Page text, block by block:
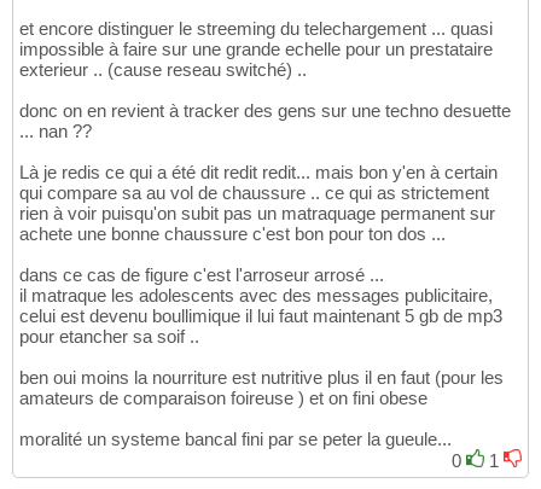
et encore distinguer le streeming du telechargement ... quasi
impossible à faire sur une grande echelle pour un prestataire
exterieur .. (cause reseau switché) ..
donc on en revient à tracker des gens sur une techno desuette
... nan ??
Là je redis ce qui a été dit redit redit... mais bon y'en à certain
qui compare sa au vol de chaussure .. ce qui as strictement
rien à voir puisqu'on subit pas un matraquage permanent sur
achete une bonne chaussure c'est bon pour ton dos ...
dans ce cas de figure c'est l'arroseur arrosé ...
il matraque les adolescents avec des messages publicitaire,
celui est devenu boullimique il lui faut maintenant 5 gb de mp3
pour etancher sa soif ..
ben oui moins la nourriture est nutritive plus il en faut (pour les
amateurs de comparaison foireuse ) et on fini obese
moralité un systeme bancal fini par se peter la gueule...
0
1